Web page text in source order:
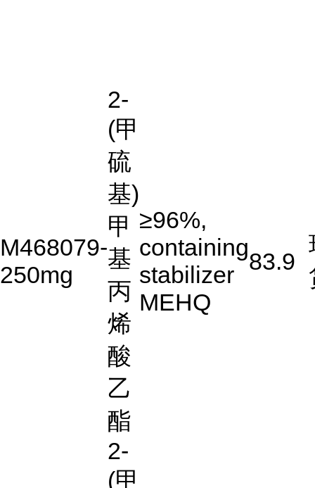
M468079-
250mg
2-
(甲
硫
基)
甲
基
丙
烯
酸
乙
酯
≥96%,
containing
stabilizer
MEHQ
83.9
2-
(甲